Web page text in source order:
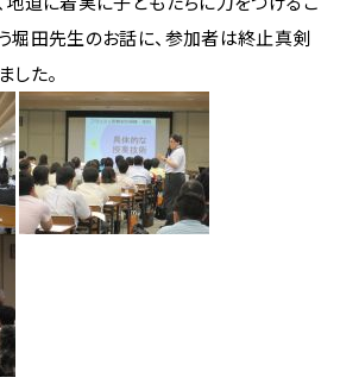
堀田先生のお話に、参加者は終止真剣
した。